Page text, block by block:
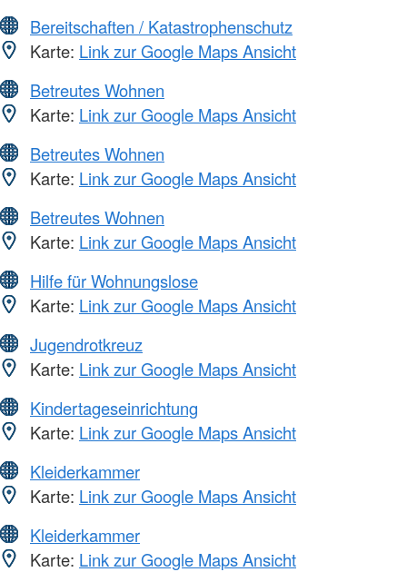
Bereitschaften / Katastrophenschutz
Karte: Link zur Google Maps Ansicht
Betreutes Wohnen
Karte: Link zur Google Maps Ansicht
Betreutes Wohnen
Karte: Link zur Google Maps Ansicht
Betreutes Wohnen
Karte: Link zur Google Maps Ansicht
Hilfe für Wohnungslose
Karte: Link zur Google Maps Ansicht
Jugendrotkreuz
Karte: Link zur Google Maps Ansicht
Kindertageseinrichtung
Karte: Link zur Google Maps Ansicht
Kleiderkammer
Karte: Link zur Google Maps Ansicht
Kleiderkammer
Karte: Link zur Google Maps Ansicht